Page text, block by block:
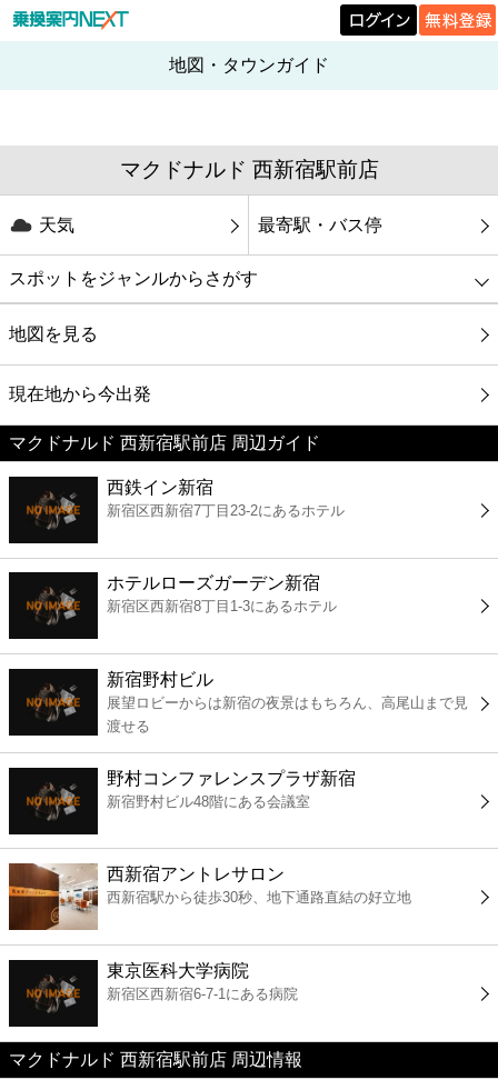
地図・タウンガイド
マクドナルド 西新宿駅前店
天気 最寄駅・バス停
スポットをジャンルからさがす
グルメ
映画
美容
コンビニ
薬局
スーパー
エンタメ
レジャー
書店
ファミレス
カフェ
ショッピング
地図を見る
現在地から今出発
マクドナルド 西新宿駅前店 周辺ガイド
西鉄イン新宿
新宿区西新宿7丁目23-2にあるホテル
ホテルローズガーデン新宿
新宿区西新宿8丁目1-3にあるホテル
新宿野村ビル
展望ロビーからは新宿の夜景はもちろん、高尾山まで見
渡せる
野村コンファレンスプラザ新宿
新宿野村ビル48階にある会議室
西新宿アントレサロン
西新宿駅から徒歩30秒、地下通路直結の好立地
東京医科大学病院
新宿区西新宿6-7-1にある病院
マクドナルド 西新宿駅前店 周辺情報